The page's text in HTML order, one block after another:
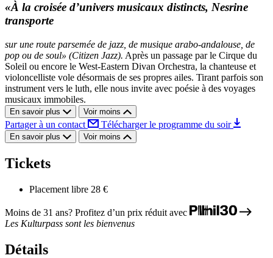
«À la croisée d’univers musicaux distincts, Nesrine
transporte
sur une route parsemée de jazz, de musique arabo-andalouse, de
pop ou de soul» (Citizen Jazz). Après un passage par le Cirque du
Soleil ou encore le West-Eastern Divan Orchestra, la chanteuse et
violoncelliste vole désormais de ses propres ailes. Tirant parfois son
instrument vers le luth, elle nous invite avec poésie à des voyages
musicaux immobiles.
En savoir plus Voir moins
Partager à un contact Télécharger le programme du soir
En savoir plus Voir moins
Tickets
Placement libre 28 €
Moins de 31 ans? Profitez d’un prix réduit avec
Les Kulturpass sont les bienvenus
Détails